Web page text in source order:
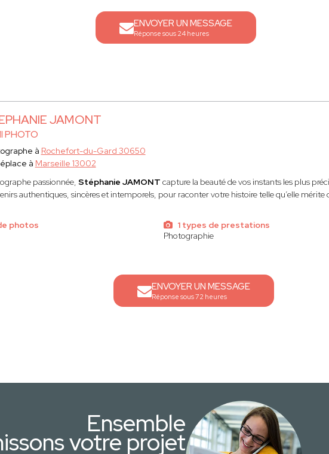
ENVOYER UN MESSAGE
Réponse sous 24 heures
JAMONT
PHOTO
à Rochefort-du-Gard 30650
à Marseille 13002
passionnée, Stéphanie JAMONT capture la beauté de vos instants les plus
authentiques, sincères et intemporels, pour raconter votre histoire telle qu’elle mérite
photos
1 types de prestations
Photographie
ENVOYER UN MESSAGE
Réponse sous 72 heures
Ensemble
votre projet